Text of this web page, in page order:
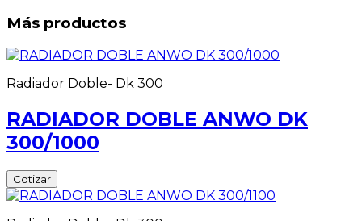
Más productos
Radiador Doble- Dk 300
RADIADOR DOBLE ANWO DK
300/1000
Cotizar